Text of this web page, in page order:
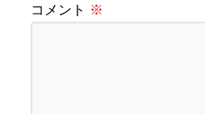
コメント ※